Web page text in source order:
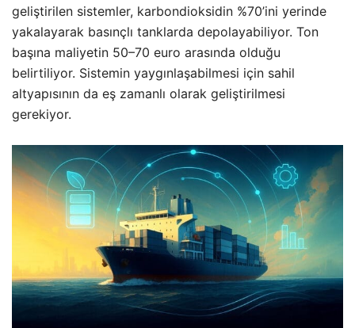
geliştirilen sistemler, karbondioksidin %70’ini yerinde
yakalayarak basınçlı tanklarda depolayabiliyor. Ton
başına maliyetin 50–70 euro arasında olduğu
belirtiliyor. Sistemin yaygınlaşabilmesi için sahil
altyapısının da eş zamanlı olarak geliştirilmesi
gerekiyor.